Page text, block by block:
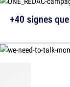
+40 signes